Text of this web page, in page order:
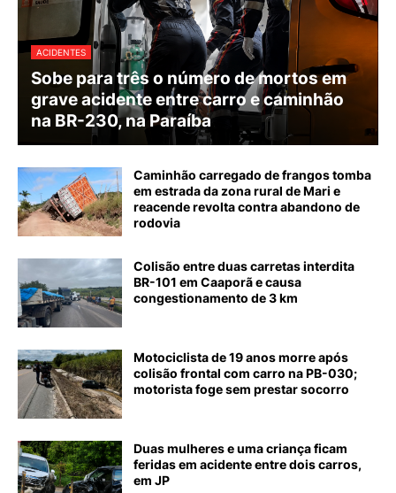
ACIDENTES
Sobe para três o número de mortos em
grave acidente entre carro e caminhão
na BR-230, na Paraíba
Caminhão carregado de frangos tomba
em estrada da zona rural de Mari e
reacende revolta contra abandono de
rodovia
Colisão entre duas carretas interdita
BR-101 em Caaporã e causa
congestionamento de 3 km
Motociclista de 19 anos morre após
colisão frontal com carro na PB-030;
motorista foge sem prestar socorro
Duas mulheres e uma criança ficam
feridas em acidente entre dois carros,
em JP